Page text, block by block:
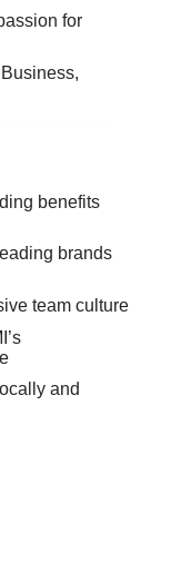
for
benefits
brands
team culture
and